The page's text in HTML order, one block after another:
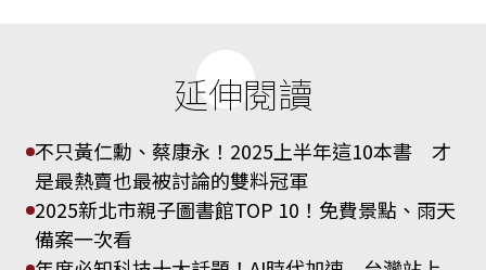
延伸閱讀
不只黃仁勳、蔡康永！2025上半年這10本書 才
是最熱賣也最被討論的雙料冠軍
2025新北市親子圖書館TOP 10！免費景點、雨天
備案一次看